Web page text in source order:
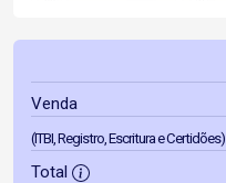
Venda
(ITBI, Registro, Escritura e Certidões)
Total